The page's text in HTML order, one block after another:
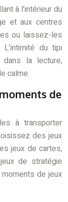
à l’intérieur du
et aux centres
ou laissez-les
du tipi
dans la lecture,
calme.
de
à transporter
des jeux
jeux de cartes,
de stratégie
de jeux